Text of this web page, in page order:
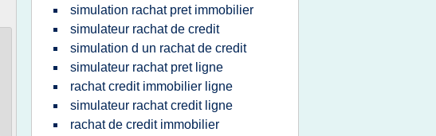
simulation rachat pret immobilier
simulateur rachat de credit
simulation d un rachat de credit
simulateur rachat pret ligne
rachat credit immobilier ligne
simulateur rachat credit ligne
rachat de credit immobilier